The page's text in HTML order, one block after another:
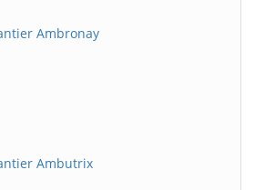
Ambronay
Ambutrix